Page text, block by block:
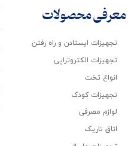
تجهیزات ایستادن و راه رفتن
تجهیزات الکتروتراپی
انواع تخت
تجهیزات کودک
لوازم مصرفی
اتاق تاریک
معرفی محصولات